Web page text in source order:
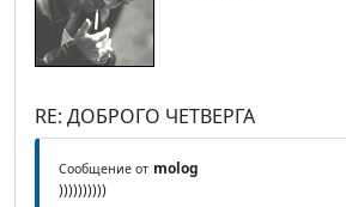
RE: ДОБРОГО ЧЕТВЕРГА
Сообщение от molog
))))))))))